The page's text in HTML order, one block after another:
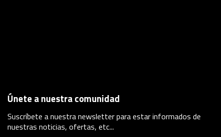
Únete a nuestra comunidad
Suscríbete a nuestra newsletter para estar informados de
nuestras noticias, ofertas, etc...